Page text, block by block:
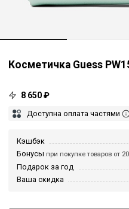
Косметичка Guess
8 650 ₽
Доступна оплата частями
Кэшбэк
Бонусы при покупке товаров от
Подарок за год
Ваша скидка